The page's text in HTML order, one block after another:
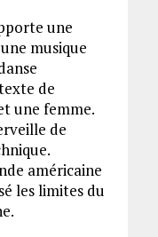
une
musique
de
une femme.
de
américaine
les limites du